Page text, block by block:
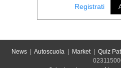
Registrati
News| Autoscuola| Market| Quiz